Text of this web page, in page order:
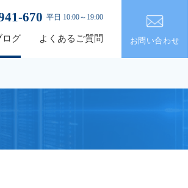
ログ よくあるご質問
670 平日 10:00～19:00
お問い合わせ